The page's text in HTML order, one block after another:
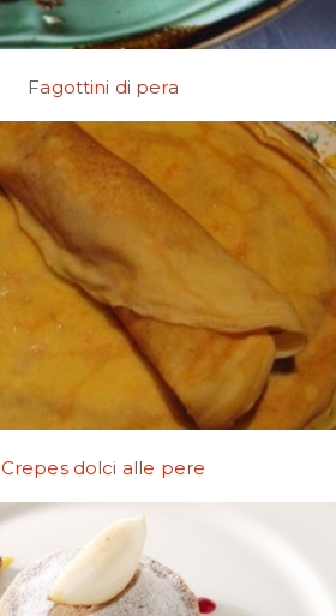
Fagottini di pera
Crepes dolci alle pere